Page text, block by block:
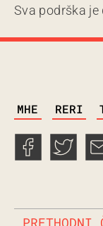
Sva podrška je
MHE RERI
PRETHODNI